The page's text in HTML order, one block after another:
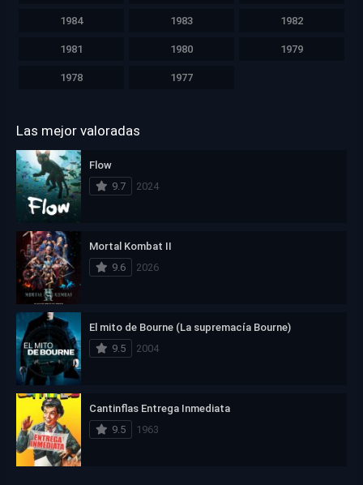
1984 1983 1982
1981 1980 1979
1978 1977
Las mejor valoradas
Flow
9.7
2024
Mortal Kombat II
9.6
2026
El mito de Bourne (La supremacía Bourne)
9.5
2004
Cantinflas Entrega Inmediata
9.5
1963